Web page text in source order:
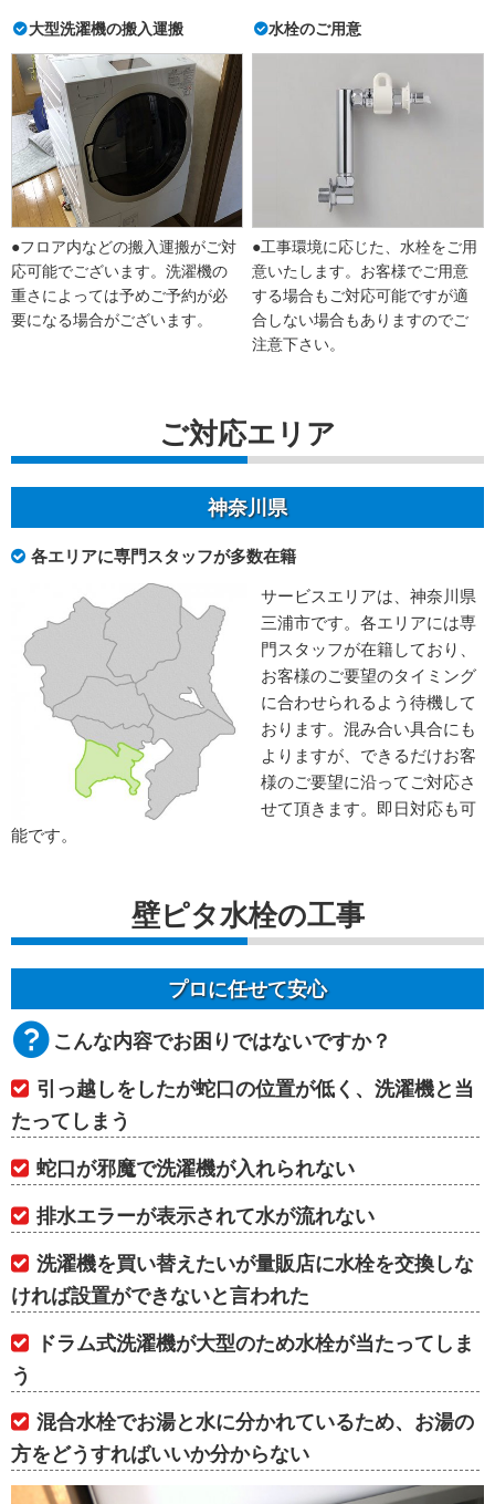
大型洗濯機の搬入運搬
●フロア内などの搬入運搬がご対
応可能でございます。洗濯機の
重さによっては予めご予約が必
要になる場合がございます。
水栓のご用意
●工事環境に応じた、水栓をご用
意いたします。お客様でご用意
する場合もご対応可能ですが適
合しない場合もありますのでご
注意下さい。
ご対応エリア
神奈川県
各エリアに専門スタッフが多数在籍
サービスエリアは、神奈川県
三浦市です。各エリアには専
門スタッフが在籍しており、
お客様のご要望のタイミング
に合わせられるよう待機して
おります。混み合い具合にも
よりますが、できるだけお客
様のご要望に沿ってご対応さ
せて頂きます。即日対応も可
能です。
壁ピタ水栓の工事
プロに任せて安心
こんな内容でお困りではないですか？
引っ越しをしたが蛇口の位置が低く、洗濯機と当
たってしまう
蛇口が邪魔で洗濯機が入れられない
排水エラーが表示されて水が流れない
洗濯機を買い替えたいが量販店に水栓を交換しな
ければ設置ができないと言われた
ドラム式洗濯機が大型のため水栓が当たってしま
う
混合水栓でお湯と水に分かれているため、お湯の
方をどうすればいいか分からない